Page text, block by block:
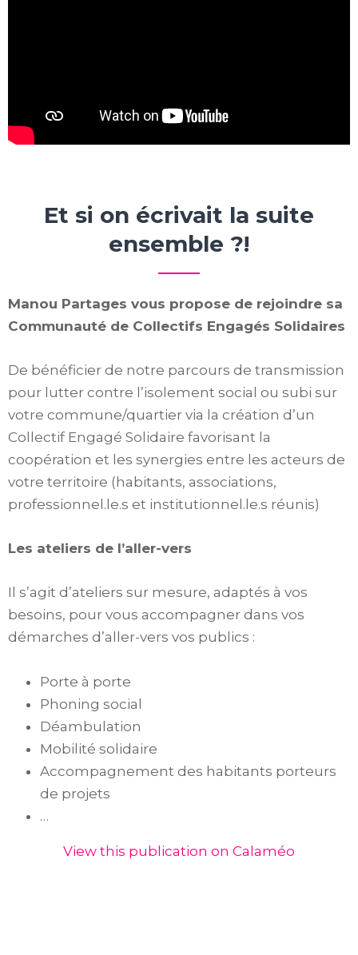
Et si on écrivait la suite
ensemble ?!
Manou Partages vous propose de rejoindre sa
Communauté de Collectifs Engagés Solidaires
De bénéficier de notre parcours de transmission
pour lutter contre l’isolement social ou subi sur
votre commune/quartier via la création d’un
Collectif Engagé Solidaire favorisant la
coopération et les synergies entre les acteurs de
votre territoire (habitants, associations,
professionnel.le.s et institutionnel.le.s réunis)
Les ateliers de l’aller-vers
Il s’agit d’ateliers sur mesure, adaptés à vos
besoins, pour vous accompagner dans vos
démarches d’aller-vers vos publics :
Porte à porte
Phoning social
Déambulation
Mobilité solidaire
Accompagnement des habitants porteurs
de projets
…
View this publication on Calaméo